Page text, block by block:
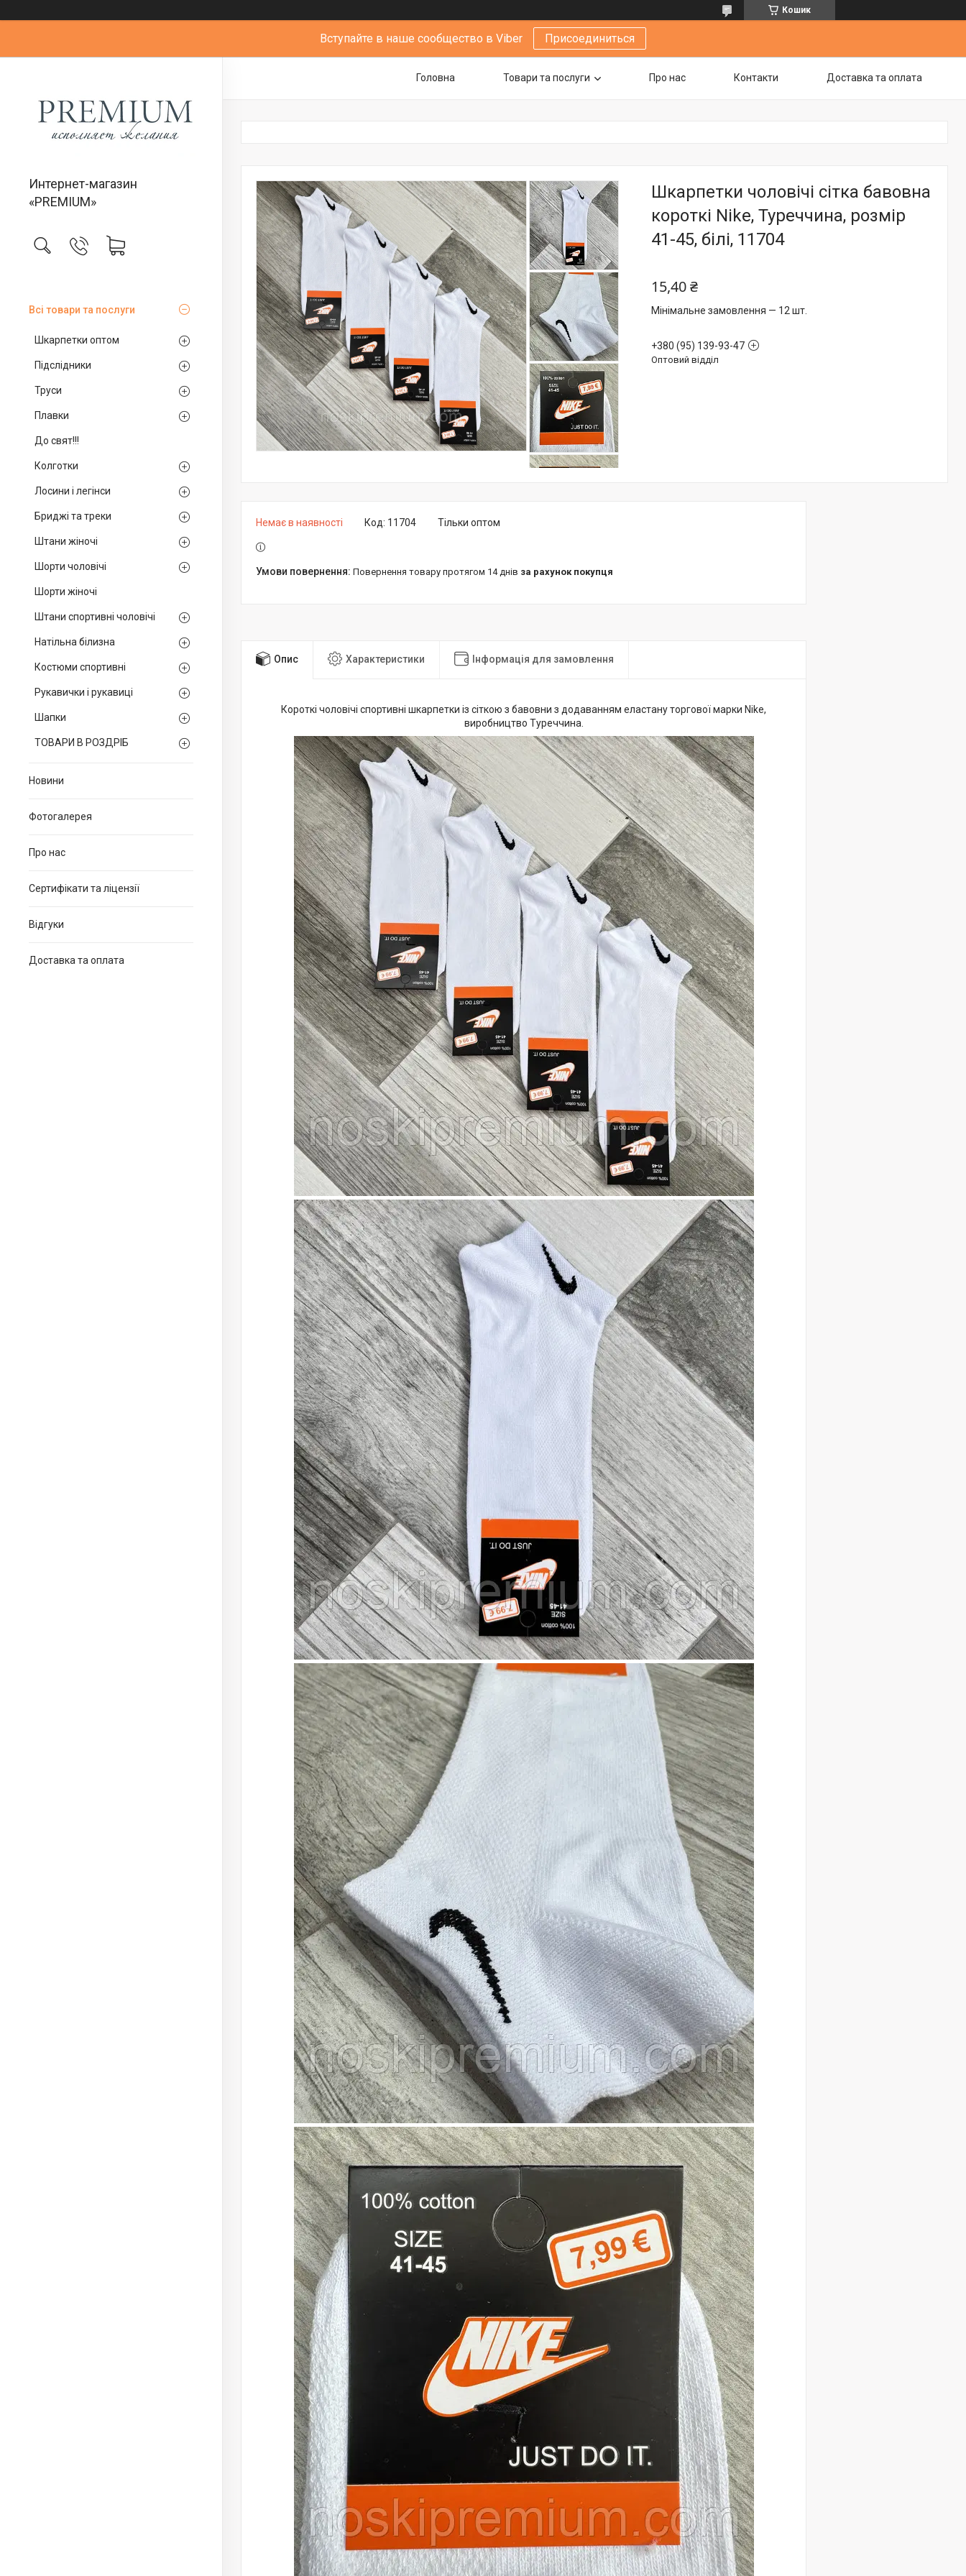
Кошик
Вступайте в наше сообщество в Viber Присоединиться
Интернет-магазин
«PREMIUM»
Всі товари та послуги
Шкарпетки оптом
Підслідники
Труси
Плавки
До свят!!!
Колготки
Лосини і легінси
Бриджі та треки
Штани жіночі
Шорти чоловічі
Шорти жіночі
Штани спортивні чоловічі
Натільна білизна
Костюми спортивні
Рукавички і рукавиці
Шапки
ТОВАРИ В РОЗДРІБ
Новини
Фотогалерея
Про нас
Сертифікати та ліцензії
Відгуки
Доставка та оплата
Головна Товари та послуги Про нас Контакти Доставка та оплата
Шкарпетки чоловічі сітка бавовна
короткі Nike, Туреччина, розмір
41-45, білі, 11704
15,40 ₴
Мінімальне замовлення — 12 шт.
+380 (95) 139-93-47
Оптовий відділ
Немає в наявності Тільки оптом
Код: 11704
повернення товару протягом 14 днів за рахунок покупця
Опис Характеристики Інформація для замовлення
Короткі чоловічі спортивні шкарпетки із сіткою з бавовни з додаванням еластану торгової марки Nike,
виробництво Туреччина.